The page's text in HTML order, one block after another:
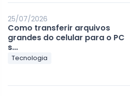
25/07/2026
Como transferir arquivos
grandes do celular para o PC
s...
Tecnologia